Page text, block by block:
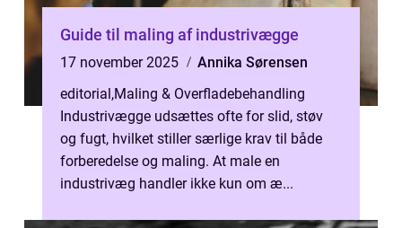
Guide til maling af industrivægge
17 november 2025
Annika Sørensen
editorial,Maling & Overfladebehandling
Industrivægge udsættes ofte for slid, støv
og fugt, hvilket stiller særlige krav til både
forberedelse og maling. At male en
industrivæg handler ikke kun om æ...